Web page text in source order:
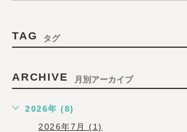
TAG タグ
ARCHIVE 月別アーカイブ
2026年 (8)
2026年7月 (1)